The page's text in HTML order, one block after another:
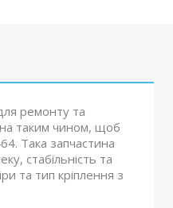
ремонту та
таким чином, щоб
Така запчастина
стабільність та
та тип кріплення з